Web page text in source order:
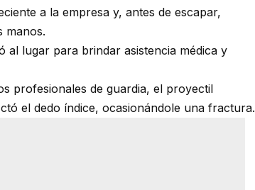
a la empresa y, antes de escapar,
manos.
al lugar para brindar asistencia médica y
profesionales de guardia, el proyectil
el dedo índice, ocasionándole una fractura.